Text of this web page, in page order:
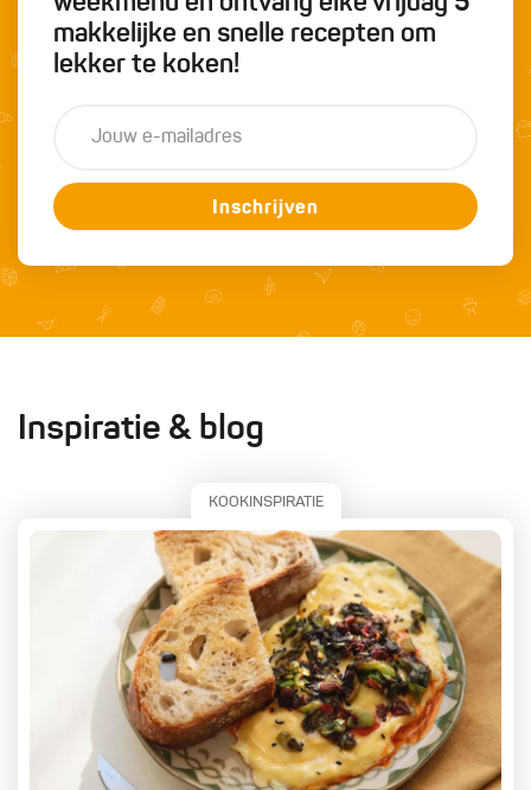
makkelijke en snelle recepten om
lekker te koken!
Inschrijven
Inspiratie & blog
KOOKINSPIRATIE